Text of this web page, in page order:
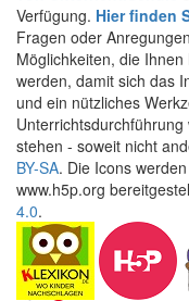
Verfügung. Hier finden
Fragen oder
Möglichkeiten, die
werden, damit sich das
und ein nützliches
stehen - soweit nicht
BY-SA. Die Icons
www.h5p.org
4.0.